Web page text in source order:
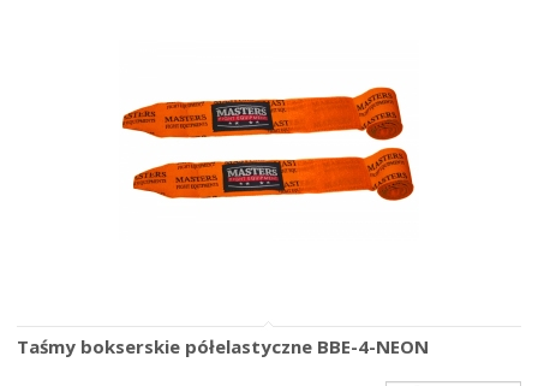
Taśmy bokserskie półelastyczne BBE-4-NEON